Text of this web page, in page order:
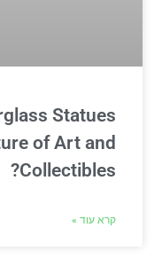
Statues
of Art and
Collectibles?
קרא עוד »